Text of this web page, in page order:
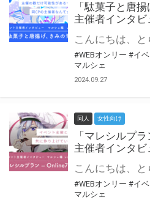
「駄菓子と唐
主催者インタ
#WEBオンリー #イ
マルシェ
2024.09.27
同人 女性向け
「マレシルプ
主催者インタ
#WEBオンリー #イ
マルシェ